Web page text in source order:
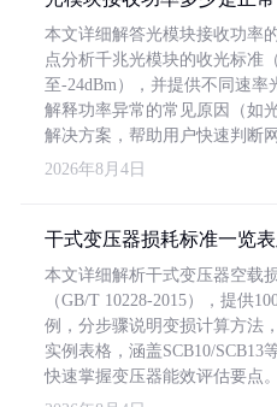
本文详细解答光模块接收功率
点分析千兆光模块的收光标准
至-24dBm），并提供不同速
解释功率异常的常见原因（如
解决方案，帮助用户快速判断
2026年8月4日
干式变压器损耗标准一览
本文详细解析干式变压器空载
（GB/T 10228-2015），提供
例，分步骤说明变损计算方法
实例表格，涵盖SCB10/SCB13
快速掌握变压器能效评估要点。